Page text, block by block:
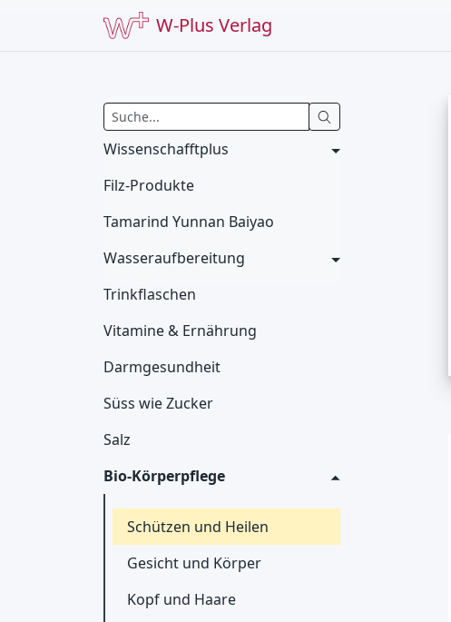
W-Plus Verlag
Wissenschafftplus
Filz-Produkte
Tamarind Yunnan Baiyao
Wasseraufbereitung
Trinkflaschen
Vitamine & Ernährung
Darmgesundheit
Süss wie Zucker
Salz
Bio-Körperpflege
Schützen und Heilen
Gesicht und Körper
Kopf und Haare